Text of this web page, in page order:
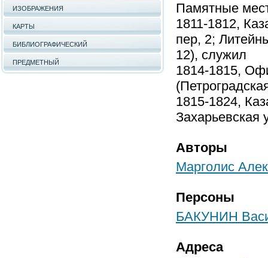
ИЗОБРАЖЕНИЯ
КАРТЫ
БИБЛИОГРАФИЧЕСКИЙ
ПРЕДМЕТНЫЙ
Памятные
1811-1812,
пер, 2;
12), служил
1814-1815,
1815-1824,
Захарьевская
Авторы
Марголис
Персоны
БАКУНИН
Адреса